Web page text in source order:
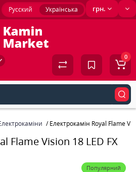
грн.
Русский Українська
0
Електрокамін Royal Flame
Flame Vision 18 LED FX
Популярний